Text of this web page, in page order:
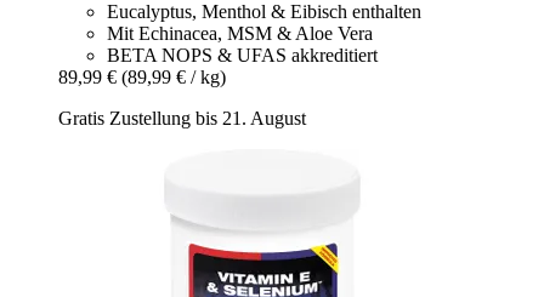
Eucalyptus, Menthol & Eibisch enthalten
Mit Echinacea, MSM & Aloe Vera
BETA NOPS & UFAS akkreditiert
89,99 € (89,99 € / kg)
Gratis Zustellung bis 21. August